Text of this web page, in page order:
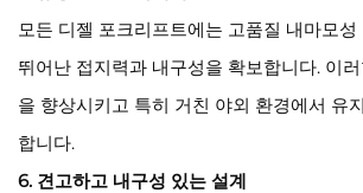
모든 디젤 포크리프트에는 고품질 내마모
뛰어난 접지력과 내구성을 확보합니다. 이
을 향상시키고 특히 거친 야외 환경에서 유
합니다.
6. 견고하고 내구성 있는 설계